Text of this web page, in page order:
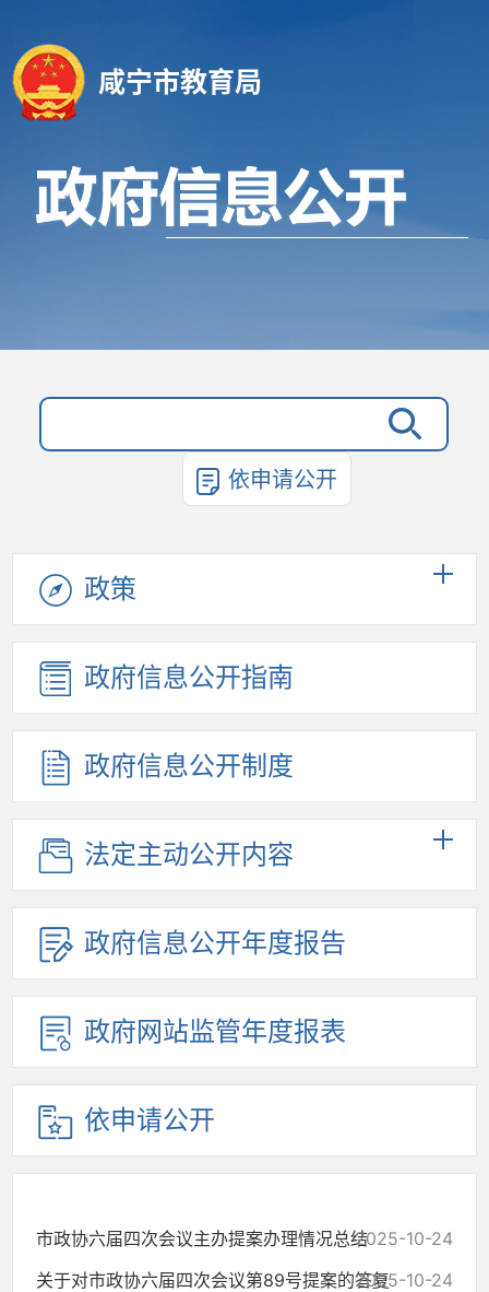
咸宁市教育局
依申请公开
政策
政府信息公开指南
政府信息公开制度
法定主动公开内容
政府信息公开年度报告
政府网站监管年度报表
依申请公开
市政协六届四次会议主办提案办理情况总结2025-10-24
关于对市政协六届四次会议第89号提案的答复2025-10-24